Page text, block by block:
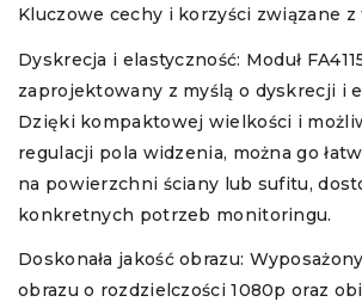
Kluczowe cechy i korzyści związane
Dyskrecja i elastyczność: Moduł
zaprojektowany z myślą o dyskrecji i
Dzięki kompaktowej wielkości i
regulacji pola widzenia, można go
na powierzchni ściany lub sufitu,
konkretnych potrzeb monitoringu.
Doskonała jakość obrazu:
obrazu o rozdzielczości 1080p oraz